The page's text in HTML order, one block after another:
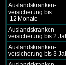
Auslandskranken-
versicherung bis
12 Monate
Auslandskranken-
versicherung bis 2
Auslandskranken-
versicherung bis 3